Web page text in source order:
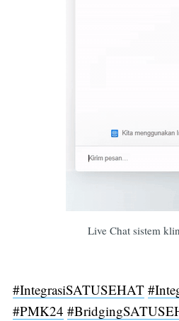
Live Chat sistem
#IntegrasiSATUSEHAT
#PMK24